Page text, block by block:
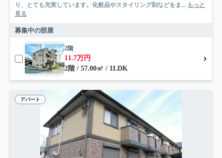
り、とても充実しています。化粧品やスタイリング剤などをま... もっと
見る
募集中の部屋
2階
11.7万円
2階 / 57.00㎡ / 1LDK
アパート